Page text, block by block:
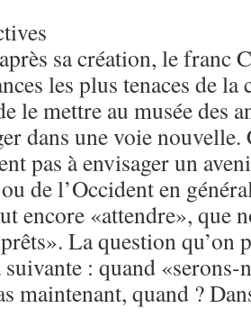
sa création, le franc
les plus tenaces de
le mettre au musée des
dans une voie
pas à envisager un
de l’Occident en
encore «attendre», que
La question qu’on
: quand «serons-
maintenant, quand ?